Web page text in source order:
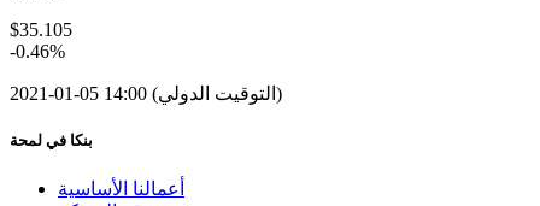
$35.105
-0.46%
2021-01-05 14:00 (التوقيت الدولي)
بنكا في لمحة
أعمالنا الأساسية